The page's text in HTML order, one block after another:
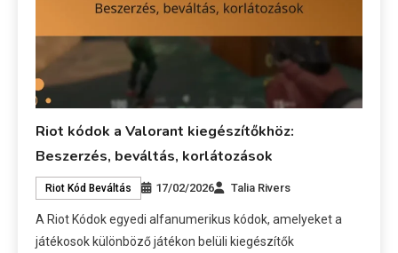
Riot kódok a Valorant kiegészítőkhöz:
Beszerzés, beváltás, korlátozások
Riot Kód Beváltás 17/02/2026 Talia Rivers
A Riot Kódok egyedi alfanumerikus kódok, amelyeket a
játékosok különböző játékon belüli kiegészítők